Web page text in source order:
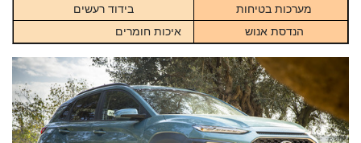
מערכות בטיחות
בידוד רעשים
הנדסת אנוש
איכות חומרים